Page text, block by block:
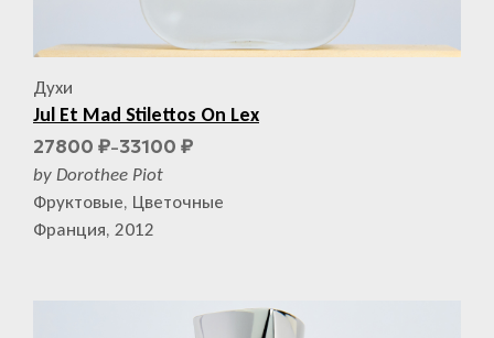
Духи
Jul Et Mad Stilettos On Lex
27800 ₽–33100 ₽
by Dorothee Piot
Фруктовые, Цветочные
Франция, 2012